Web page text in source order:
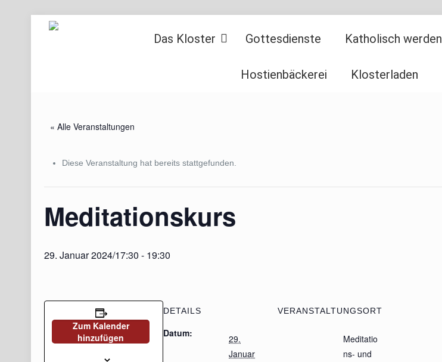
Das Kloster Gottesdienste Katholisch werden
Hostienbäckerei Klosterladen
« Alle Veranstaltungen
Diese Veranstaltung hat bereits stattgefunden.
Meditationskurs
29. Januar 2024/17:30 - 19:30
Zum Kalender
hinzufügen
DETAILS
Datum:
29.
Januar
VERANSTALTUNGSORT
Meditatio
ns- und